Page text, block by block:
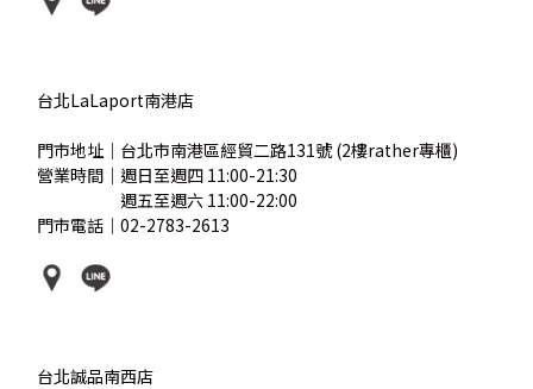
台北LaLaport南港店
門市地址｜台北市南港區經貿二路131號 (2樓rather專櫃)
營業時間｜週日至週四 11:00-21:30
營業時間｜週五至週六 11:00-22:00
門市電話｜02-2783-2613
台北誠品南西店